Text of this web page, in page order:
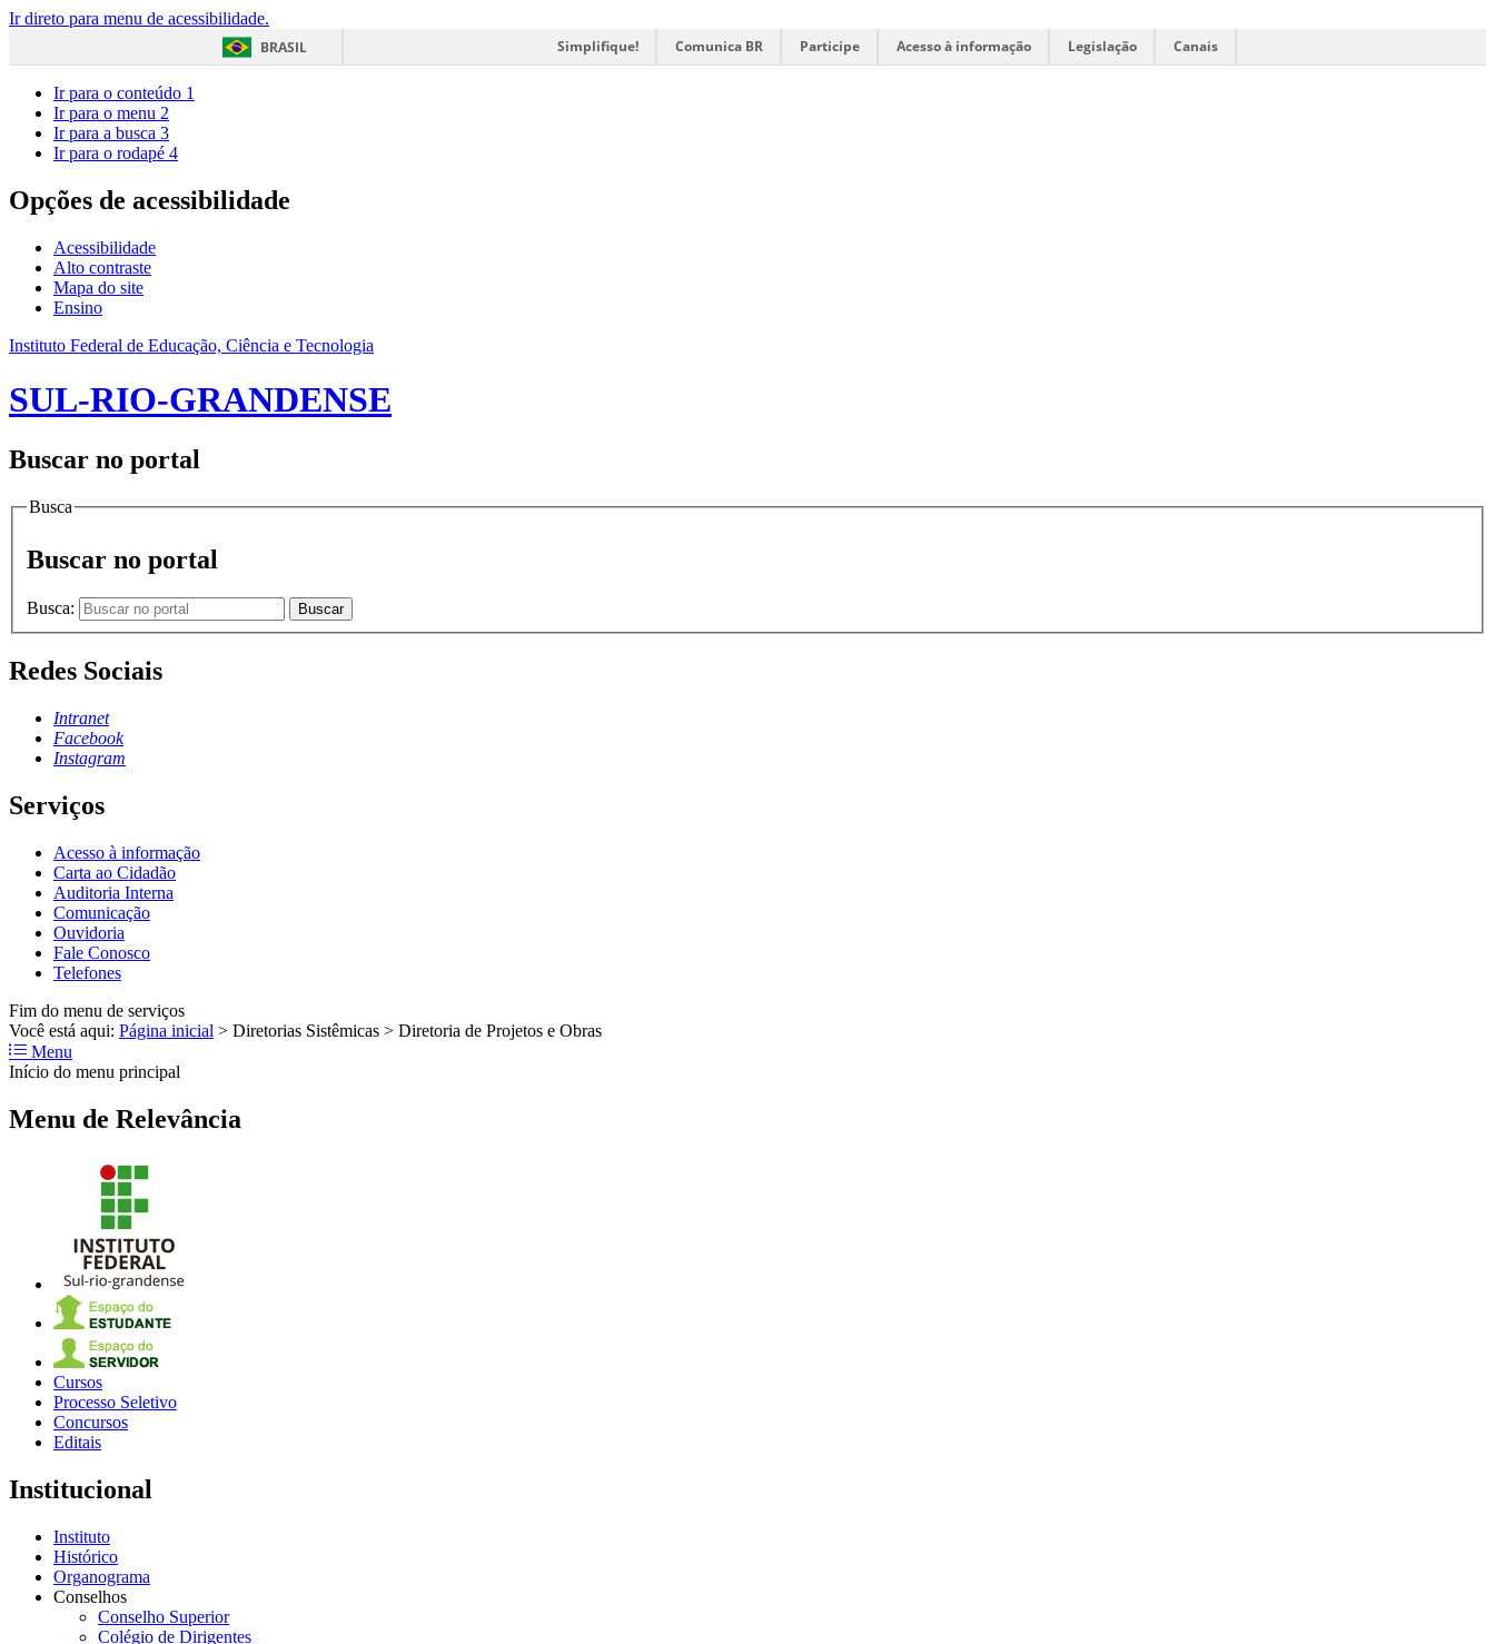
Ir direto para menu de acessibilidade.
BRASIL
Simplifique! Comunica BR Participe Acesso à informação Legislação Canais
Ir para o conteúdo 1
Ir para o menu 2
Ir para a busca 3
Ir para o rodapé 4
Opções de acessibilidade
Acessibilidade
Alto contraste
Mapa do site
Ensino
Instituto Federal de Educação, Ciência e Tecnologia
SUL-RIO-GRANDENSE
Buscar no portal
Busca
Buscar no portal
Busca: Buscar
Redes Sociais
Intranet
Facebook
Instagram
Serviços
Acesso à informação
Carta ao Cidadão
Auditoria Interna
Comunicação
Ouvidoria
Fale Conosco
Telefones
Fim do menu de serviços
Você está aqui: Página inicial > Diretorias Sistêmicas > Diretoria de Projetos e Obras
Menu
Início do menu principal
Menu de Relevância
Cursos
Processo Seletivo
Concursos
Editais
Institucional
Instituto
Histórico
Organograma
Conselhos
Conselho Superior
Colégio de Dirigentes